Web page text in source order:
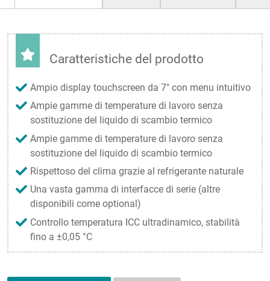
Caratteristiche del prodotto
Ampio display touchscreen da 7″ con menu intuitivo
Ampie gamme di temperature di lavoro senza
sostituzione del liquido di scambio termico
Ampie gamme di temperature di lavoro senza
sostituzione del liquido di scambio termico
Rispettoso del clima grazie al refrigerante naturale
Una vasta gamma di interfacce di serie (altre
disponibili come optional)
Controllo temperatura ICC ultradinamico, stabilità
fino a ±0,05 °C